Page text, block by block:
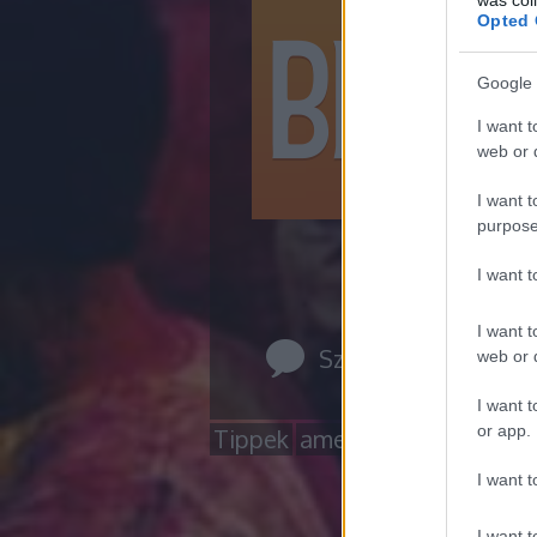
Opted
Google
I want
web or
I want
I want
I want
web or
I want
or app.
I want
Szólj hozzá!
Tippek amelyek segítenek